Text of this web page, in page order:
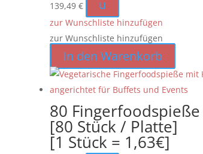
139,49€ u
zur Wunschliste hinzufügen
zur Wunschliste hinzufügen
In den Warenkorb
80
[80 Stück / Platte]
[1 Stück = 1,63€]